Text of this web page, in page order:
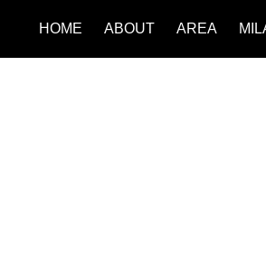
HOME ABOUT AREA